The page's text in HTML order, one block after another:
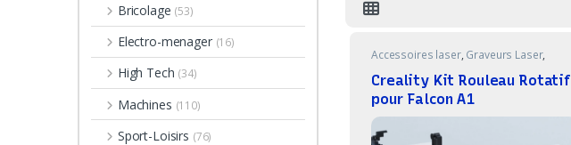
Accessoires laser, Graveurs Laser,
Creality Kit Rouleau Rotatif
pour Falcon A1
Bricolage (53)
Electro-menager (16)
High Tech (34)
Machines (110)
Sport-Loisirs (76)